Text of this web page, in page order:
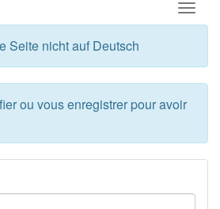
Menu
Seite nicht auf Deutsch
ou vous enregistrer pour avoir